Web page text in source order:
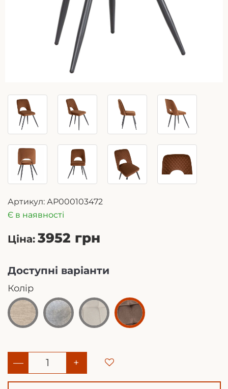
Артикул: АР000103472
Є в наявності
Ціна: 3952 грн
Доступні варіанти
Колір
— +